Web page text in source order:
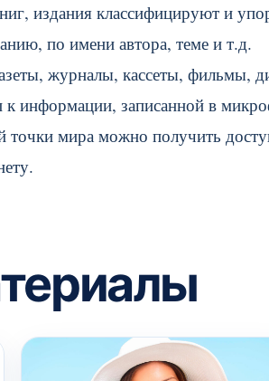
издания классифицируют и
по имени автора, теме и т.д.
журналы, кассеты, фильмы,
информации, записанной в
мира можно получить